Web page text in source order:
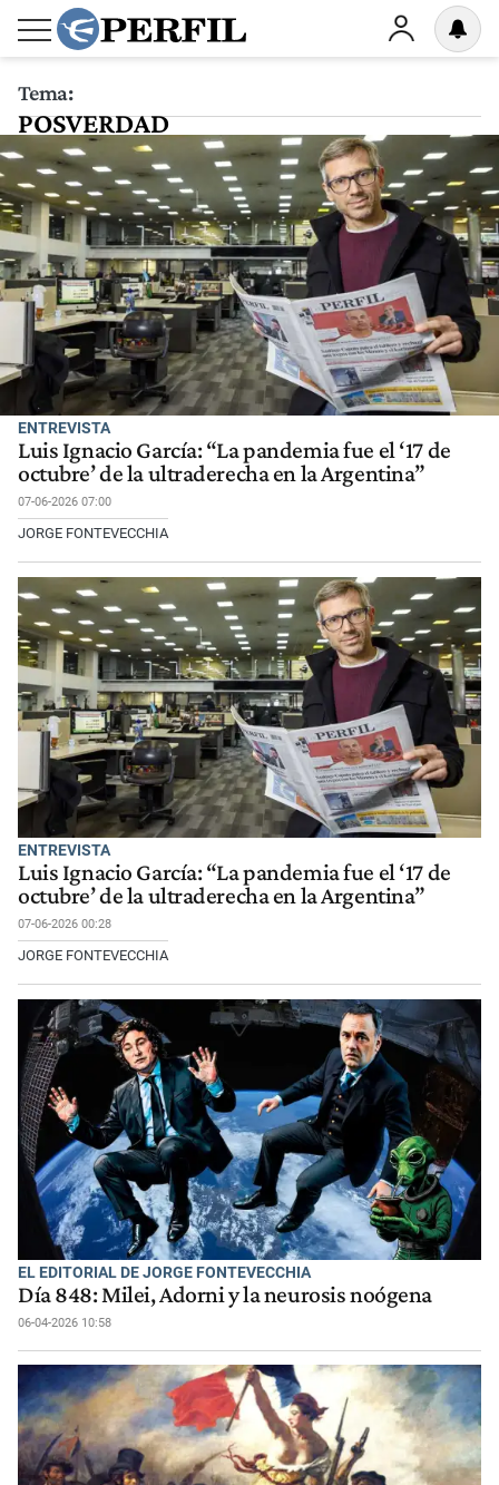
Tema:
POSVERDAD
ENTREVISTA
Luis Ignacio García: “La pandemia fue el ‘17 de
octubre’ de la ultraderecha en la Argentina”
07-06-2026 07:00
JORGE FONTEVECCHIA
ENTREVISTA
Luis Ignacio García: “La pandemia fue el ‘17 de
octubre’ de la ultraderecha en la Argentina”
07-06-2026 00:28
JORGE FONTEVECCHIA
EL EDITORIAL DE JORGE FONTEVECCHIA
Día 848: Milei, Adorni y la neurosis noógena
06-04-2026 10:58